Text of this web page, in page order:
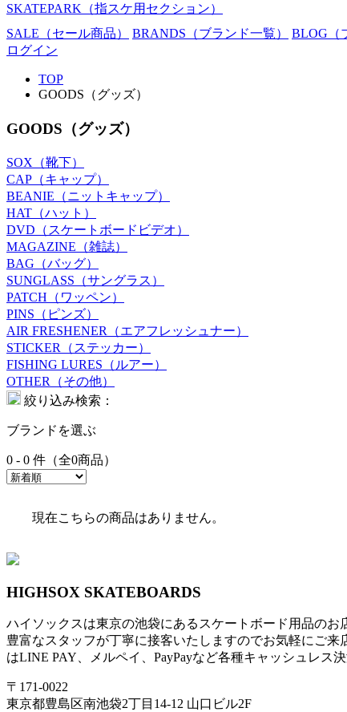
SKATEPARK （指スケ用セクション）
SALE （セール商品） BRANDS （ブランド一覧） BLOG （
ログイン
TOP
GOODS（グッズ）
GOODS（グッズ）
SOX（靴下）
CAP（キャップ）
BEANIE（ニットキャップ）
HAT（ハット）
DVD（スケートボードビデオ）
MAGAZINE（雑誌）
BAG（バッグ）
SUNGLASS（サングラス）
PATCH（ワッペン）
PINS（ピンズ）
AIR FRESHENER（エアフレッシュナー）
STICKER（ステッカー）
FISHING LURES（ルアー）
OTHER（その他）
絞り込み検索：
ブランドを選ぶ
0 - 0 件（全0商品）
現在こちらの商品はありません。
HIGHSOX SKATEBOARDS
ハイソックスは東京の池袋にあるスケートボード用品の
豊富なスタッフが丁寧に接客いたしますのでお気軽にご
はLINE PAY、メルペイ、PayPayなど各種キャッシュレス
〒171-0022
東京都豊島区南池袋2丁目14-12 山口ビル2F